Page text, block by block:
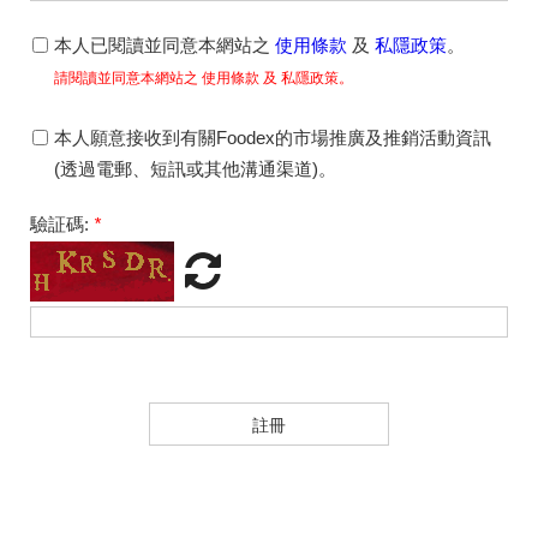
本人已閱讀並同意本網站之 使用條款 及 私隱政策。
請閱讀並同意本網站之 使用條款 及 私隱政策。
本人願意接收到有關Foodex的市場推廣及推銷活動資訊
(透過電郵、短訊或其他溝通渠道)。
驗証碼: *